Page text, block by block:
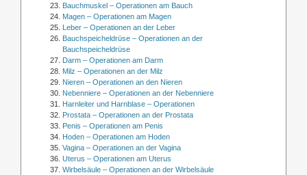
Bauchmuskel – Operationen am Bauch
Magen – Operationen am Magen
Leber – Operationen an der Leber
Bauchspeicheldrüse – Operationen an der
Bauchspeicheldrüse
Darm – Operationen am Darm
Milz – Operationen an der Milz
Nieren – Operationen an den Nieren
Nebenniere – Operationen an der Nebenniere
Harnleiter und Harnblase – Operationen
Prostata – Operationen an der Prostata
Penis – Operationen am Penis
Hoden – Operationen am Hoden
Vagina – Operationen an der Vagina
Uterus – Operationen am Uterus
Wirbelsäule – Operationen an der Wirbelsäule